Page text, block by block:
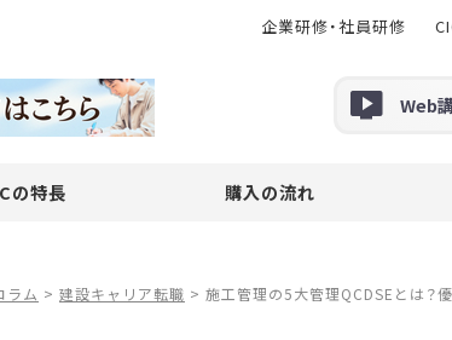
Web
の特長 購入の流れ
企業研修・社員研修
ラム > 建設キャリア転職 > 施工管理の5大管理QCDSEとは？